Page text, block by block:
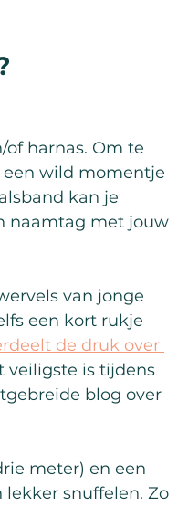
harnas. Om te
een wild momentje
kan je
naamtag met jouw
van jonge
een kort rukje
de druk over
veiligste is tijdens
blog over
meter) en een
snuffelen. Zo